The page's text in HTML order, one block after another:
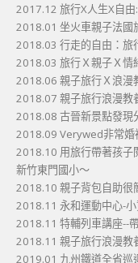
2017.12 旅行X人生X自
2018.01 坐火車親子法國
2018.03 行走的自由：旅
2018.03 旅行Ｘ親子Ｘ情
2018.06 親子旅行Ｘ浪漫
2018.07 親子旅行浪漫教
2018.08 古晉新景點發現
2018.09 Verywed非常婚
2018.10 用旅行帶著孩子
新竹東門國小～
2018.10 親子背包自助很
2018.11 永和運動中心-
2018.11 特輔列車講座--
2018.11 親子旅行浪漫教
2019.01 九州鐵道全省巡